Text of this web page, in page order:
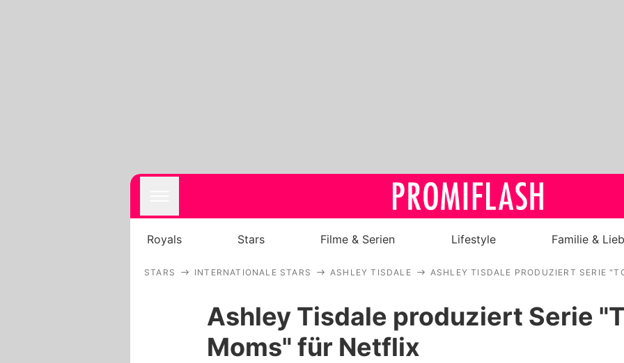
Royals
Stars
Royals Stars Filme & Serien Lifestyle Familie &
STARS INTERNATIONALE STARS ASHLEY TISDALE ASHLEY TISDALE PRODUZIERT SERIE
Ashley Tisdale produziert Serie
Moms" für Netflix